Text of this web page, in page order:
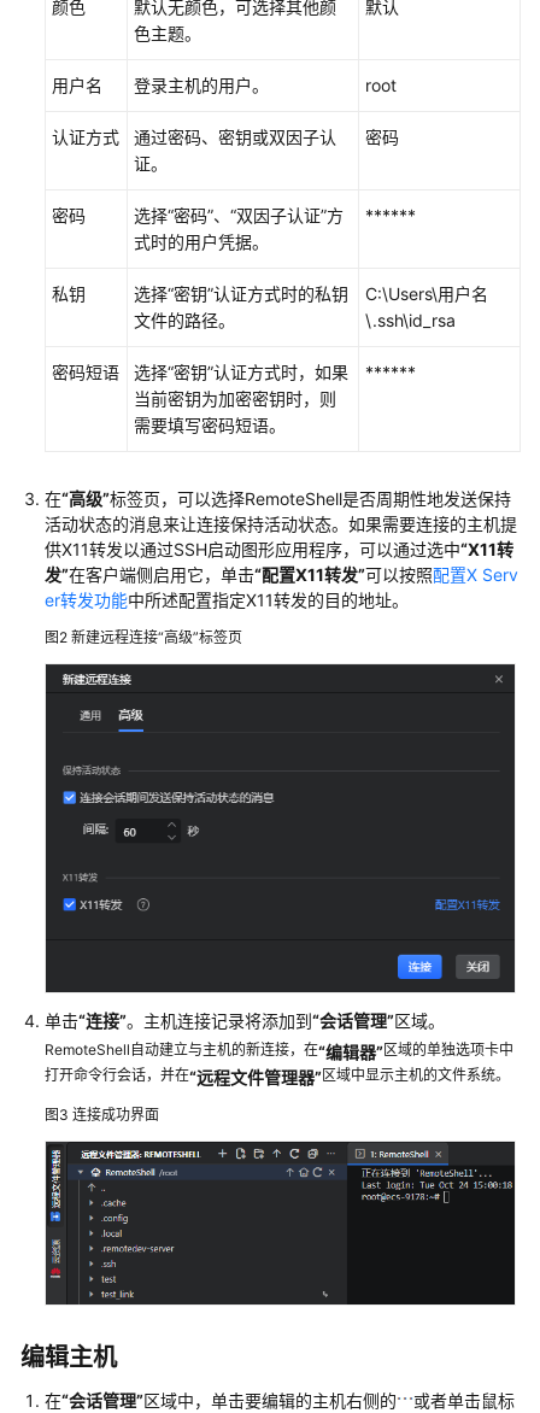
键
配
版
理
用
CodeArts
使
用
CodeArts
for
Java
使
CodeArts
IDE
for
使
IDE
for
RemoteShell
CodeArts
for
RemoteShell
概
述
配
RemoteShell
连
接
颜色
默认无颜色，可选择其他颜
色主题。
默认
用户名 登录主机的用户。 root
认证方式
通过密码、密钥或双因子认
证。
密码
密码 选择“密码”、 “双因子认证”方
式时的用户凭据。
******
私钥 选择“密钥”认证方式时的私钥
文件的路径。
C:\Users\用户名
\.ssh\id_rsa
密码短语 选择“密钥”认证方式时，如果
当前密钥为加密密钥时，则
需要填写密码短语。
******
在“高级”标签页，可以选择RemoteShell是否周期性地发送保持
活动状态的消息来让连接保持活动状态。如果需要连接的主机提
供X11转发以通过SSH启动图形应用程序，可以通过选中“X11转
发”在客户端侧启用它，单击“配置X11转发”可以按照配置X Serv
er转发功能中所述配置指定X11转发的目的地址。
图2 新建远程连接“高级”标签页
单击“连接”。主机连接记录将添加到“会话管理”区域。
RemoteShell自动建立与主机的新连接，在“编辑器”区域的单独选项卡中
打开命令行会话，并在“远程文件管理器”区域中显示主机的文件系统。
图3 连接成功界面
编辑主机
在“会话管理”区域中，单击要编辑的主机右侧的
或者单击鼠标